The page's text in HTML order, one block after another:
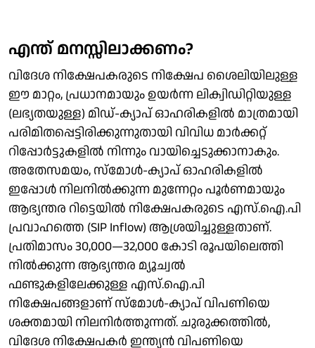
എന്ത് മനസ്സിലാക്കണം?
വിദേശ നിക്ഷേപകരുടെ നിക്ഷേപ ശൈലിയിലുള്ള
ഈ മാറ്റം, പ്രധാനമായും ഉയർന്ന ലിക്വിഡിറ്റിയുള്ള
(ലഭ്യതയുള്ള) മിഡ്-ക്യാപ് ഓഹരികളിൽ മാത്രമായി
പരിമിതപ്പെട്ടിരിക്കുന്നുതായി വിവിധ മാർക്കറ്റ്
റിപ്പോർട്ടുകളിൽ നിന്നും വായിച്ചെടുക്കാനാകും.
അതേസമയം, സ്മോൾ-ക്യാപ് ഓഹരികളിൽ
ഇപ്പോൾ നിലനിൽക്കുന്ന മുന്നേറ്റം പൂർണമായും
ആഭ്യന്തര റിട്ടെയിൽ നിക്ഷേപകരുടെ എസ്.ഐ.പി
പ്രവാഹത്തെ (SIP Inflow) ആശ്രയിച്ചുള്ളതാണ്.
പ്രതിമാസം 30,000—32,000 കോടി രൂപയിലെത്തി
നിൽക്കുന്ന ആഭ്യന്തര മ്യൂച്വൽ
ഫണ്ടുകളിലേക്കുള്ള എസ്‌.ഐ.പി
നിക്ഷേപങ്ങളാണ് സ്മോൾ-ക്യാപ് വിപണിയെ
ശക്തമായി നിലനിർത്തുന്നത്. ചുരുക്കത്തിൽ,
വിദേശ നിക്ഷേപകർ ഇന്ത്യൻ വിപണിയെ